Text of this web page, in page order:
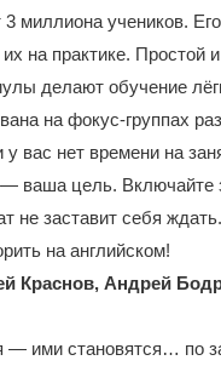
миллиона учеников.
на практике. Простой
делают обучение
на фокус-группах
вас нет времени на
ваша цель. Включайте
не заставит себя
на английском!
Краснов, Андрей
— ими становятся… по